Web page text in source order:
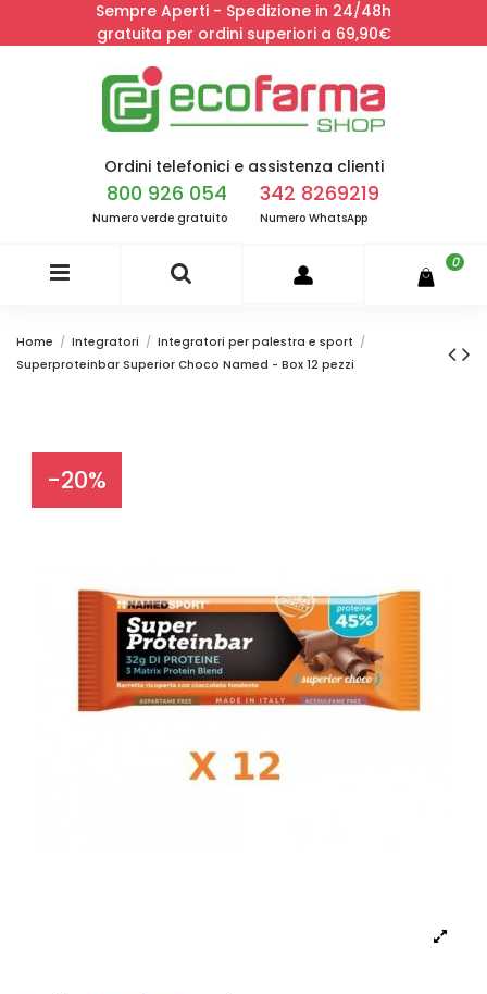
Sempre Aperti - Spedizione in 24/48h
gratuita per ordini superiori a 69,90€
Ordini telefonici e assistenza clienti
800 926 054
Numero verde gratuito
342 8269219
Numero WhatsApp
0
Home Integratori
Integratori per palestra e sport
Superproteinbar Superior Choco Named - Box 12 pezzi
-20%